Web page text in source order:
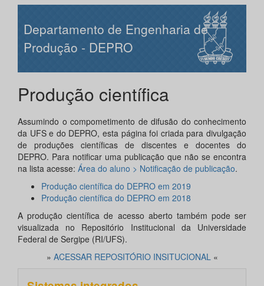
Departamento de Engenharia de
Produção - DEPRO
Produção científica
Assumindo o compometimento de difusão do conhecimento
da UFS e do DEPRO, esta página foi criada para divulgação
de produções científicas de discentes e docentes do
DEPRO. Para notificar uma publicação que não se encontra
na lista acesse: Área do aluno > Notificação de publicação.
Produção científica do DEPRO em 2019
Produção científica do DEPRO em 2018
A produção científica de acesso aberto também pode ser
visualizada no Repositório Institucional da Universidade
Federal de Sergipe (RI/UFS).
» ACESSAR REPOSITÓRIO INSITUCIONAL«